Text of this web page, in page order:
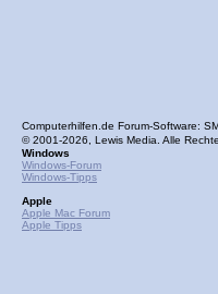
Computerhilfen.de Forum-Software:
© 2001-2026, Lewis Media. Alle
Windows
Windows-Forum
Windows-Tipps
Apple
Apple Mac Forum
Apple Tipps